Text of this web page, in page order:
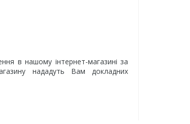
в нашому інтернет-магазині за
нададуть Вам докладних